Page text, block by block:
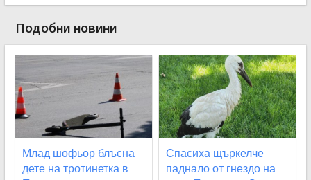
Подобни новини
Млад шофьор блъсна
дете на тротинетка в
Спасиха щъркелче
паднало от гнездо на